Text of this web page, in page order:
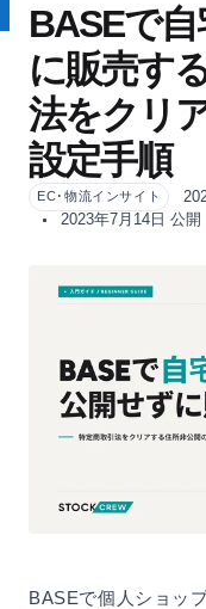
BASEで
に販売す
法をクリ
設定手順
EC･物流インサイト
2023年7月14日 公開
BASEで個人ショッ